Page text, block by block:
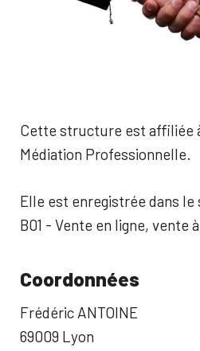
Cette structure est affiliée
Médiation Professionnelle.
Elle est enregistrée dans
B01 - Vente en ligne, vente
Coordonnées
Frédéric ANTOINE
69009 Lyon